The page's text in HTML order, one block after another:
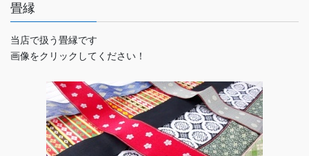
畳縁
当店で扱う畳縁です
画像をクリックしてください！